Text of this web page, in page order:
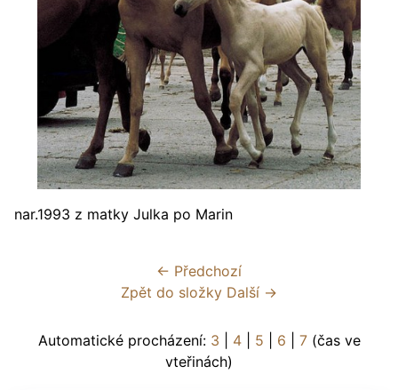
nar.1993 z matky Julka po Marin
← Předchozí
Zpět do složky Další →
Automatické procházení: 3 4| 5 6 7(čas ve
vteřinách)